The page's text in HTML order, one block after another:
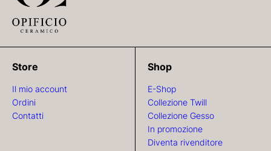
Store
Il mio account
Ordini
Contatti
Shop
E-Shop
Collezione Twill
Collezione Gesso
In promozione
Diventa rivenditore